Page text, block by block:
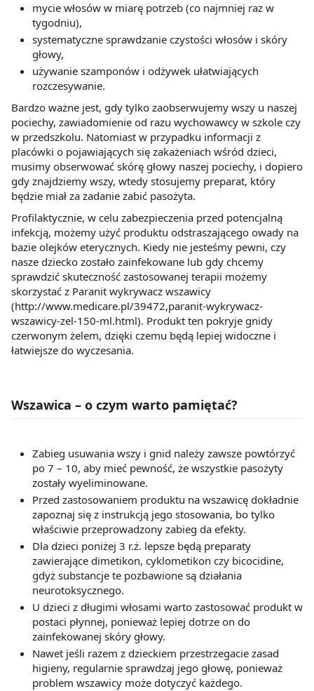
mycie włosów w miarę potrzeb (co najmniej raz w
tygodniu),
systematyczne sprawdzanie czystości włosów i skóry
głowy,
używanie szamponów i odżywek ułatwiających
rozczesywanie.
Bardzo ważne jest, gdy tylko zaobserwujemy wszy u naszej
pociechy, zawiadomienie od razu wychowawcy w szkole czy
w przedszkolu. Natomiast w przypadku informacji z
placówki o pojawiających się zakażeniach wśród dzieci,
musimy obserwować skórę głowy naszej pociechy, i dopiero
gdy znajdziemy wszy, wtedy stosujemy preparat, który
będzie miał za zadanie zabić pasożyta.
Profilaktycznie, w celu zabezpieczenia przed potencjalną
infekcją, możemy użyć produktu odstraszającego owady na
bazie olejków eterycznych. Kiedy nie jesteśmy pewni, czy
nasze dziecko zostało zainfekowane lub gdy chcemy
sprawdzić skuteczność zastosowanej terapii możemy
skorzystać z Paranit wykrywacz wszawicy
(http://www.medicare.pl/39472,paranit-wykrywacz-
wszawicy-zel-150-ml.html). Produkt ten pokryje gnidy
czerwonym żelem, dzięki czemu będą lepiej widoczne i
łatwiejsze do wyczesania.
Wszawica – o czym warto pamiętać?
Zabieg usuwania wszy i gnid należy zawsze powtórzyć
po 7 – 10, aby mieć pewność, że wszystkie pasożyty
zostały wyeliminowane.
Przed zastosowaniem produktu na wszawicę dokładnie
zapoznaj się z instrukcją jego stosowania, bo tylko
właściwie przeprowadzony zabieg da efekty.
Dla dzieci poniżej 3 r.ż. lepsze będą preparaty
zawierające dimetikon, cyklometikon czy bicocidine,
gdyż substancje te pozbawione są działania
neurotoksycznego.
U dzieci z długimi włosami warto zastosować produkt w
postaci płynnej, ponieważ lepiej dotrze on do
zainfekowanej skóry głowy.
Nawet jeśli razem z dzieckiem przestrzegacie zasad
higieny, regularnie sprawdzaj jego głowę, ponieważ
problem wszawicy może dotyczyć każdego.